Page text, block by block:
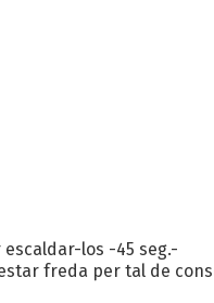
los -45 seg.-
freda per tal de